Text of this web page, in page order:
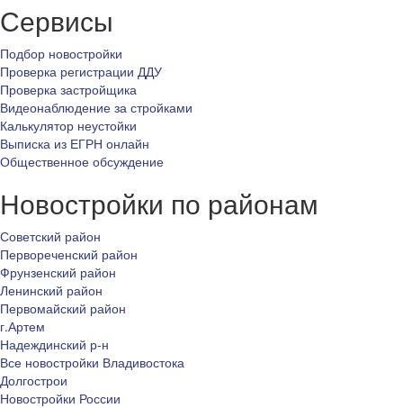
Сервисы
Подбор новостройки
Проверка регистрации ДДУ
Проверка застройщика
Видеонаблюдение за стройками
Калькулятор неустойки
Выписка из ЕГРН онлайн
Общественное обсуждение
Новостройки по районам
Советский район
Первореченский район
Фрунзенский район
Ленинский район
Первомайский район
г.Артем
Надеждинский р-н
Все новостройки Владивостока
Долгострои
Новостройки России